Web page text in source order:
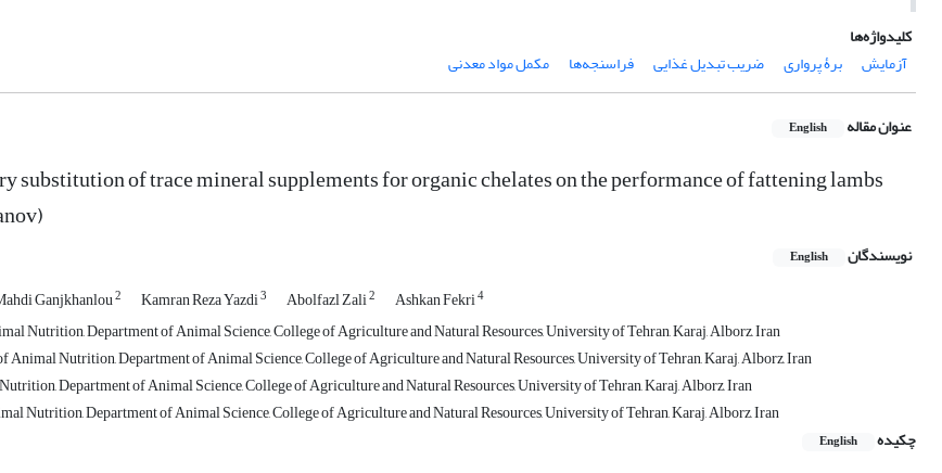
کلیدواژه‌ها
آزمایش
برۀ پرواری ضریب تبدیل غذایی فراسنجه‌ها مکمل مواد معدنی
عنوان مقاله English
substitution of trace mineral supplements for organic chelates on the performance of fattening lambs
نویسندگان English
Ganjkhanlou2 Kamran Reza Yazdi3 Abolfazl Zali2 Ashkan Fekri4
Nutrition, Department of Animal Science, College of Agriculture and Natural Resources, University of Tehran, Karaj, Alborz, Iran
Animal Nutrition, Department of Animal Science, College of Agriculture and Natural Resources, University of Tehran, Karaj, Alborz, Iran
Department of Animal Science, College of Agriculture and Natural Resources, University of Tehran, Karaj, Alborz, Iran
Nutrition, Department of Animal Science, College of Agriculture and Natural Resources, University of Tehran, Karaj, Alborz, Iran
چکیده
English